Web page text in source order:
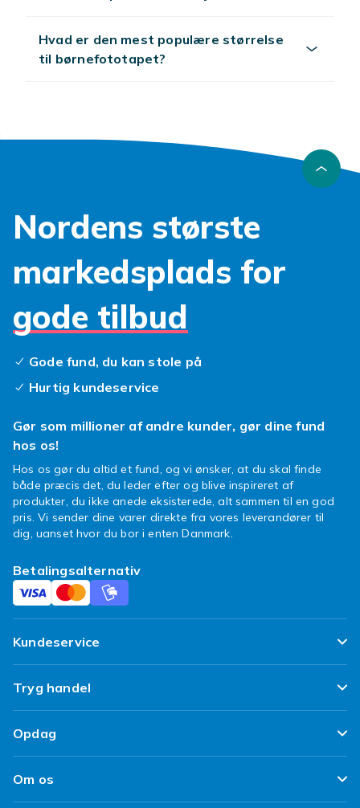
simpelt rum til en hel oplevelse. Vær
opmærksom på antallet af baner og eventuel
mønsterrapport ved bestilling.
ogtapeter og borter
Hvad er den mest populære størrelse
til børnefototapet?
Nordens største
markedsplads for
gode tilbud
Gode fund, du kan stole på
Hurtig kundeservice
Gør som millioner af andre kunder, gør dine fund
hos os!
Hos os gør du altid et fund, og vi ønsker, at du skal finde
både præcis det, du leder efter og blive inspireret af
produkter, du ikke anede eksisterede, alt sammen til en god
pris. Vi sender dine varer direkte fra vores leverandører til
dig, uanset hvor du bor i enten Danmark.
Betalingsalternativ
Kundeservice
Ofte stillede spørgsmål
Spor min pakke
Levering
Fortryd & returner her
Tryg handel
Tilfredshedsgaranti
Kundeanmeldelser
Opdag
Top 100 fund
Design dit eget tøj
Om os